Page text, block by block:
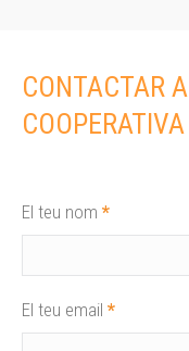
CONTACTAR
COOPERATIVA
El teu nom *
El teu email *